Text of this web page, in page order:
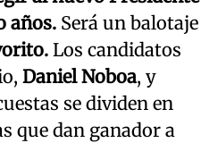
años. Será un balotaje
Los candidatos
Daniel Noboa, y
se dividen en
que dan ganador a